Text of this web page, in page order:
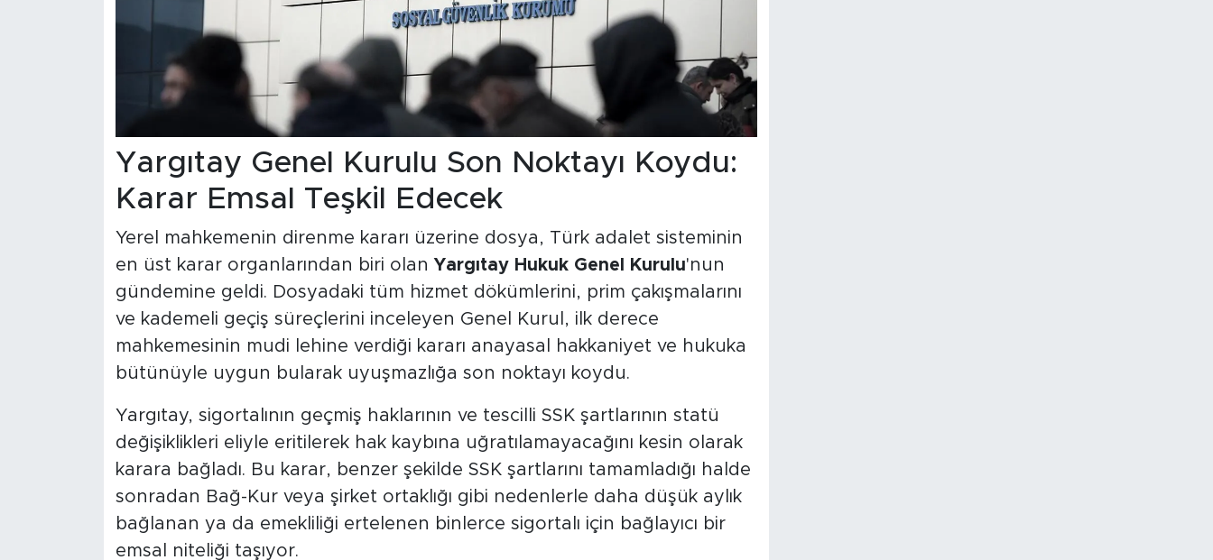
Yargıtay Genel Kurulu Son Noktayı Koydu:
Karar Emsal Teşkil Edecek
Yerel mahkemenin direnme kararı üzerine dosya, Türk adalet sisteminin
en üst karar organlarından biri olan Yargıtay Hukuk Genel Kurulu'nun
gündemine geldi. Dosyadaki tüm hizmet dökümlerini, prim çakışmalarını
ve kademeli geçiş süreçlerini inceleyen Genel Kurul, ilk derece
mahkemesinin mudi lehine verdiği kararı anayasal hakkaniyet ve hukuka
bütünüyle uygun bularak uyuşmazlığa son noktayı koydu.
Yargıtay, sigortalının geçmiş haklarının ve tescilli SSK şartlarının statü
değişiklikleri eliyle eritilerek hak kaybına uğratılamayacağını kesin olarak
karara bağladı. Bu karar, benzer şekilde SSK şartlarını tamamladığı halde
sonradan Bağ-Kur veya şirket ortaklığı gibi nedenlerle daha düşük aylık
bağlanan ya da emekliliği ertelenen binlerce sigortalı için bağlayıcı bir
emsal niteliği taşıyor.